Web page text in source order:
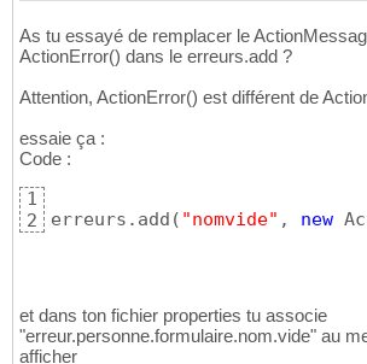
As tu essayé de remplacer le
ActionError() dans le erreurs.add ?
Attention, ActionError() est différent de
essaie ça :
Code :
1
2
erreurs.add ( "nomvide" , new
et dans ton fichier properties tu associe
"erreur.personne.formulaire.nom.vide" au
afficher